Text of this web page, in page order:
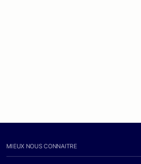
MIEUX NOUS CONNAITRE